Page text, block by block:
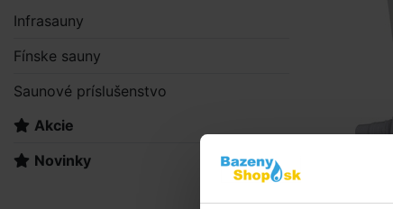
Infrasauny
Fínske sauny
Saunové príslušenstvo
Akcie
Novinky